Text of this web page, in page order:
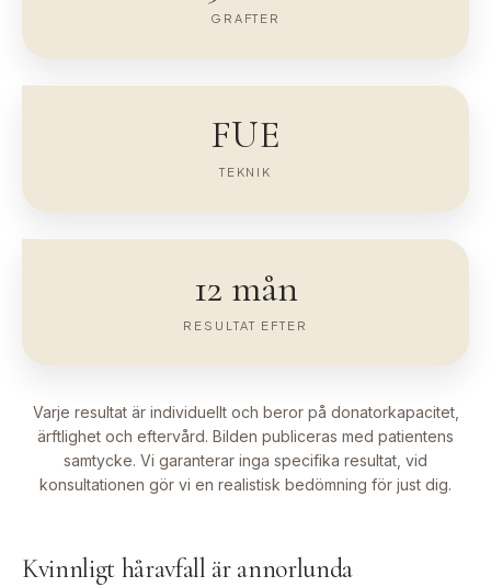
GRAFTER
FUE
TEKNIK
12 mån
RESULTAT EFTER
Varje resultat är individuellt och beror på donatorkapacitet,
ärftlighet och eftervård. Bilden publiceras med patientens
samtycke. Vi garanterar inga specifika resultat, vid
konsultationen gör vi en realistisk bedömning för just dig.
Kvinnligt håravfall är annorlunda